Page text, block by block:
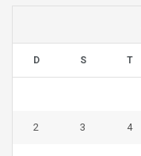
D S T
2 3 4